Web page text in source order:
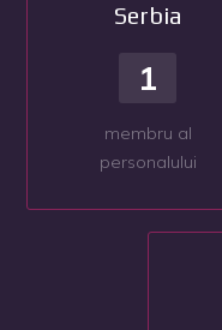
Serbia
1
membru al
personalului